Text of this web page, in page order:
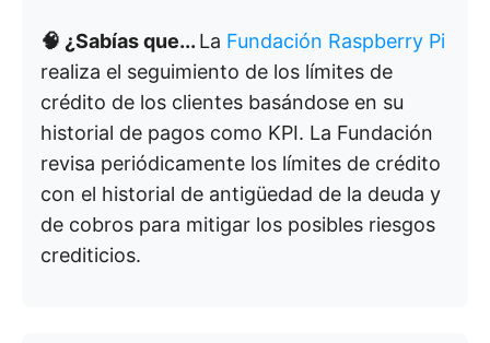
🧠 ¿Sabías que... La Fundación Raspberry Pi
realiza el seguimiento de los límites de
crédito de los clientes basándose en su
historial de pagos como KPI. La Fundación
revisa periódicamente los límites de crédito
con el historial de antigüedad de la deuda y
de cobros para mitigar los posibles riesgos
crediticios.